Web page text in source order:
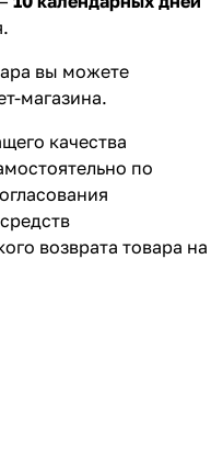
вы можете
магазина.
качества
по
возврата товара на